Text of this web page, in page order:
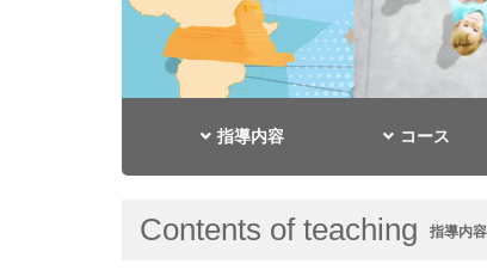
指導内容 コース
Contents of teaching 指導内容